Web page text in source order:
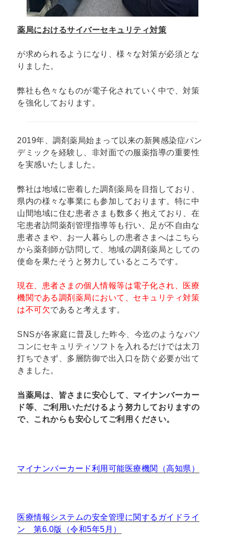
薬局におけるサイバーセキュリティ対策
が求められるようになり、様々な対策が必須とな
りました。
弊社も色々なものが電子化されていく中で、対策
を強化しております。
2019年、調剤薬局始まって以来の新興感染症パン
デミックを経験し、非対面での服薬指導の重要性
を実感いたしました。
弊社は地域に密着した調剤薬局を目指しており、
県内の様々な事業にも参加しております。特に中
山間地域に住む患者さまも数多く抱えており、在
宅患者訪問薬剤管理指導等も行い、足が不自由な
患者さまや、お一人暮らしの患者さまへはこちら
から薬剤師が訪問して、地域の調剤薬局としての
使命を果たそうと努力しているところです。
現在、患者さまの個人情報等は電子化され、医療
機関である調剤薬局において、セキュリティ対策
は不可欠であると考えます。
SNSが各家庭に普及した昨今、今迄のようなパソ
コンにセキュリティソフトを入れるだけでは太刀
打ちできず、多層防御で出入口を防ぐ必要が出て
きました。
当薬局は、皆さまに安心して、マイナンバーカー
ド等、ご利用いただけるよう努力しておりますの
で、これからも安心してご利用ください。
マイナンバーカード利用可能医療機関（高知県）
医療情報システムの安全管理に関するガイドライ
ン 第6.0版（令和5年5月）